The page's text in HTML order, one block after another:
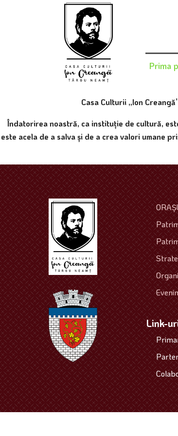
Prima
Casa Culturii „Ion
Îndatorirea noastră, ca instituţie de cultură,
este acela de a salva şi de a crea valori umane
Link-